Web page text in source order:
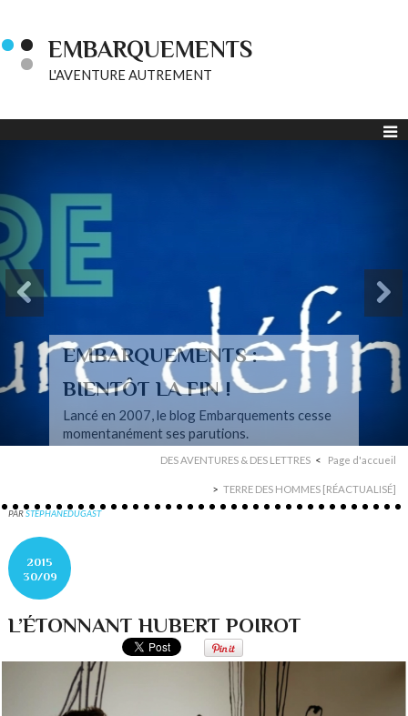
EMBARQUEMENTS
L'AVENTURE AUTREMENT
EMBARQUEMENTS :
BIENTÔT LA FIN !
Lancé en 2007, le blog Embarquements cesse
momentanément ses parutions.
DES AVENTURES & DES LETTRES Page d'accueil
TERRE DES HOMMES [RÉACTUALISÉ]
PARSTEPHANEDUGAST
2015
30/09
L’ÉTONNANT HUBERT POIROT